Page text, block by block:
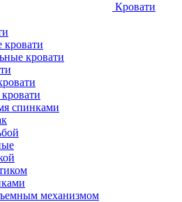
Кровати
кровати
спинками
механизмом